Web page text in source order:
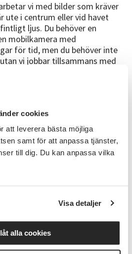
cookies
att leverera bästa möjliga
samt för att anpassa tjänster,
till dig. Du kan anpassa vilka
Visa detaljer
alla cookies
vi med bilder som kräver
ute i centrum eller vid havet
ljus. Du behöver en
mobilkamera med
för tid, men du behöver inte
vi jobbar tillsammans med
Wendel. Hon har fotat och
många år. Här kan du
du är nyfiken:
del erfarenhet sedan
systemkamera eller en
inställningar för tid.
via knappen till höger.